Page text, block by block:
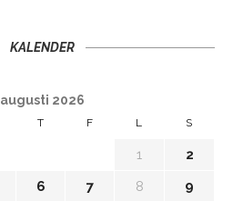
KALENDER
augusti 2026
T F L S
1
2
6 7 8
9